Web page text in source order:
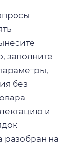
заполните
без
и
разобран на